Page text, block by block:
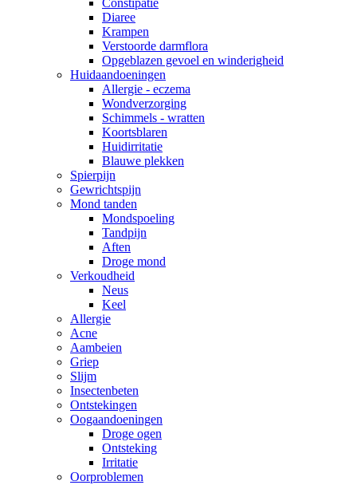
Diaree
Krampen
Verstoorde darmflora
Opgeblazen gevoel en winderigheid
Huidaandoeningen
Allergie - eczema
Wondverzorging
Schimmels - wratten
Koortsblaren
Huidirritatie
Blauwe plekken
Spierpijn
Gewrichtspijn
Mond tanden
Mondspoeling
Tandpijn
Aften
Droge mond
Verkoudheid
Neus
Keel
Allergie
Acne
Aambeien
Griep
Slijm
Insectenbeten
Ontstekingen
Oogaandoeningen
Droge ogen
Ontsteking
Irritatie
Oorproblemen